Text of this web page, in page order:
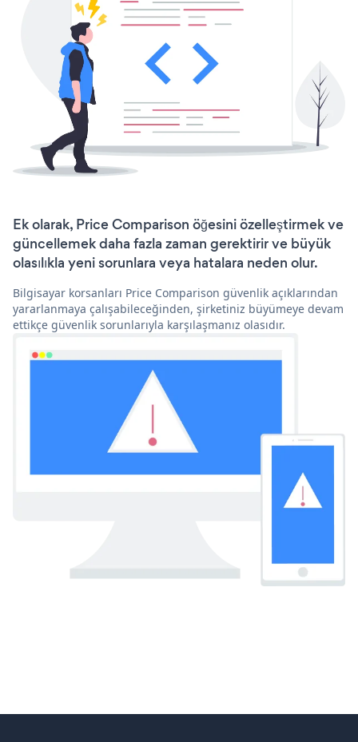
Ek olarak, Price Comparison öğesini özelleştirmek ve
güncellemek daha fazla zaman gerektirir ve büyük
olasılıkla yeni sorunlara veya hatalara neden olur.
Bilgisayar korsanları Price Comparison güvenlik açıklarından
yararlanmaya çalışabileceğinden, şirketiniz büyümeye devam
ettikçe güvenlik sorunlarıyla karşılaşmanız olasıdır.